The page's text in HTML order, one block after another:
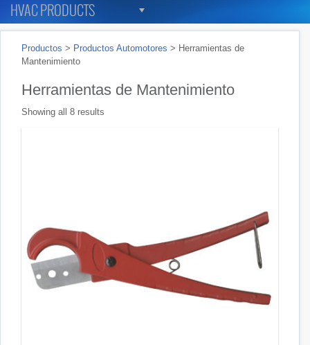
HVAC PRODUCTS
Productos > Productos Automotores > Herramientas de
Mantenimiento
Herramientas de Mantenimiento
Showing all 8 results